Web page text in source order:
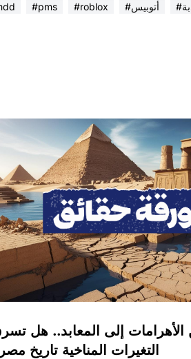
#pms #roblox #أتوبيس
إلى المعابد.. هل
التغيرات المناخية تاريخ